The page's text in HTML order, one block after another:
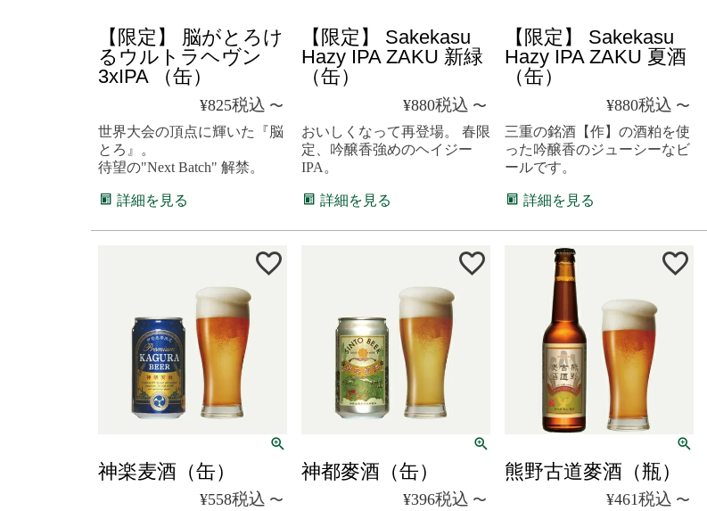
【限定】 脳がとろけ
るウルトラヘヴン
3xIPA （缶）
¥825税込 〜
世界大会の頂点に輝いた『脳
とろ』。
待望の"Next Batch" 解禁。
詳細を見る
【限定】 Sakekasu
Hazy IPA ZAKU 新緑
（缶）
¥880税込 〜
おいしくなって再登場。 春限
定、吟醸香強めのヘイジー
IPA。
詳細を見る
【限定】 Sakekasu
Hazy IPA ZAKU 夏酒
（缶）
¥880税込 〜
三重の銘酒【作】の酒粕を使
った吟醸香のジューシーなビ
ールです。
詳細を見る
神楽麦酒（缶）
¥558税込 〜
神都麥酒（缶）
¥396税込 〜
熊野古道麥酒（瓶）
¥461税込 〜